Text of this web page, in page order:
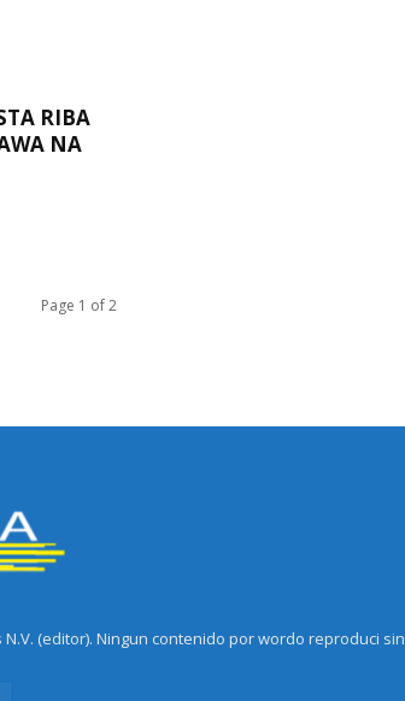
RIBA
NA
Page 1 of 2
(editor). Ningun contenido por wordo reproduci sin